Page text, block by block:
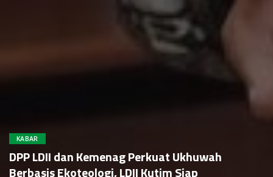
KABAR
DPP LDII dan Kemenag Perkuat Ukhuwah
Berbasis Ekoteologi, LDII Kutim Siap